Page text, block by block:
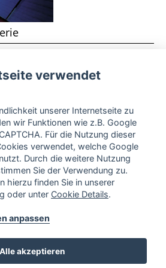
finden Sie hier.
- Dachdecker/in
für das Lehrjahr 2026
verwendet
unserer Internetseite zu
wir Funktionen wie z.B. Google
Für die Nutzung dieser
verwendet, welche Google
Durch die weitere Nutzung
Sie der Verwendung zu.
hierzu finden Sie in unserer
oder unter Cookie Details.
anpassen
Alle akzeptieren